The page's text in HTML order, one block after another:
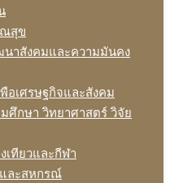
ณสุข
นาสังคมและความมันคง
อเศรษฐกิจและสังคม
ศึกษา วิทยาศาสตร์ วิจัย
เทียวและกีฬา
และสหกรณ์